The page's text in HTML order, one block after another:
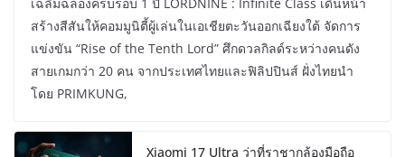
สร้างสีสันให้คอมมูนิตี้ผู้เล่นในเอเชียตะวันออกเฉียงใต้ จัดการ
แข่งขัน “Rise of the Tenth Lord” ศึกดวลกิลด์ระหว่างคนดัง
สายเกมกว่า 20 คน จากประเทศไทยและฟิลิปปินส์ ฝั่งไทยนำ
โดย PRIMKUNG,
Xiaomi 17 Ultra ว่าที่ราชากล้องมือถือ